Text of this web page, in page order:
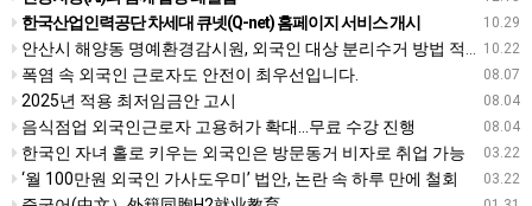
10.29
한국산업인력공단 차세대 큐넷(Q-net) 홈페이지 서비스 개시
10.22
안산시 해양동 명예환경감시원, 외국인 대상 분리수거 방법 적극 홍보
08.07
폭염 속 외국인 근로자도 안전이 최우선입니다.
08.04
2025년 적용 최저임금안 고시
08.04
음식점업 외국인근로자 고용허가 확대…무료 수강 진행
03.22
한국인 자녀 홀로 키우는 외국인은 방문동거 비자로 취업 가능
03.22
‘월 100만원 외국인 가사도우미’ 법안, 논란 속 하루 만에 철회